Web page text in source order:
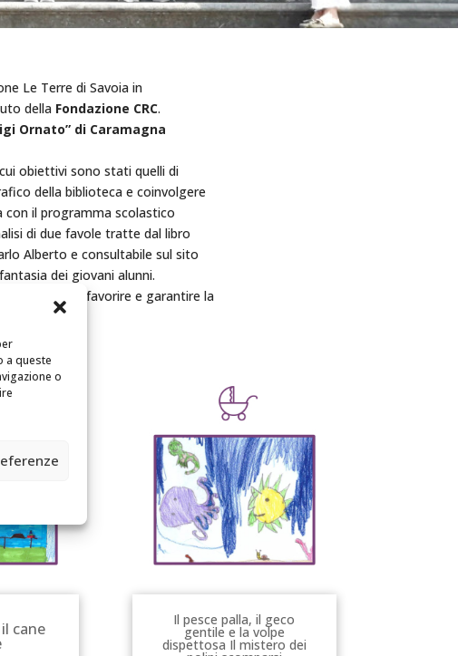
a queste
o
Le Terre di Savoia in
della Fondazione CRC.
Ornato” di Caramagna
obiettivi sono stati quelli di
della biblioteca e coinvolgere
il programma scolastico
di due favole tratte dal libro
Alberto e consultabile sul sito
dei giovani alunni.
formato per favorire e garantire la
cane Il pesce palla, il geco
gentile e la volpe
dispettosa Il mistero dei